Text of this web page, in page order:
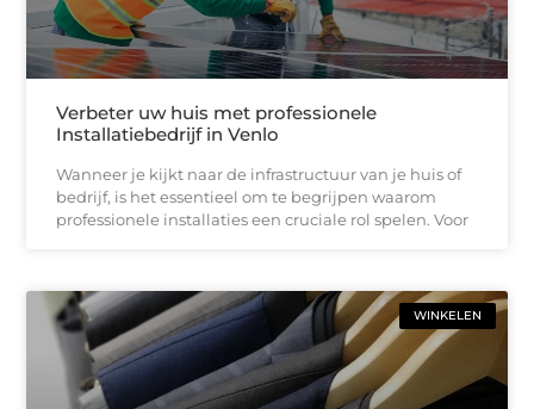
Verbeter uw huis met professionele
Installatiebedrijf in Venlo
Wanneer je kijkt naar de infrastructuur van je huis of
bedrijf, is het essentieel om te begrijpen waarom
professionele installaties een cruciale rol spelen. Voor
WINKELEN